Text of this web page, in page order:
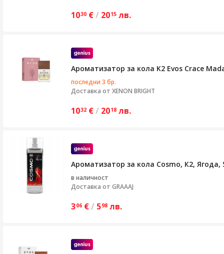
1030 €/ 2015 лв.
Ароматизатор за кола K2 Evos Crace
последни 3 бр.
Доставка от XENON BRIGHT
1032 €/ 2018 лв.
Ароматизатор за кола Cosmo, К2, Ягода,
в наличност
Доставка от GRAAAJ
306 €/ 598 лв.